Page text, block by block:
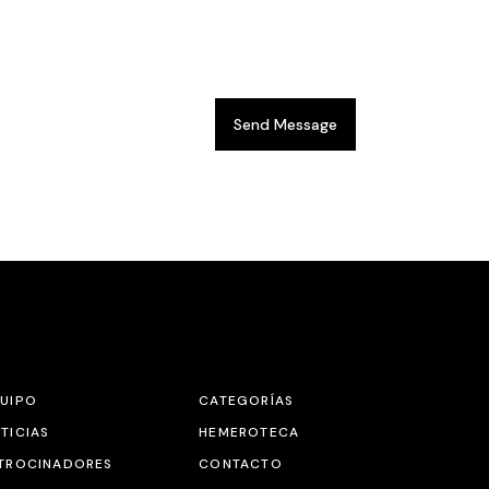
Send Message
CATEGORÍAS
HEMEROTECA
CONTACTO